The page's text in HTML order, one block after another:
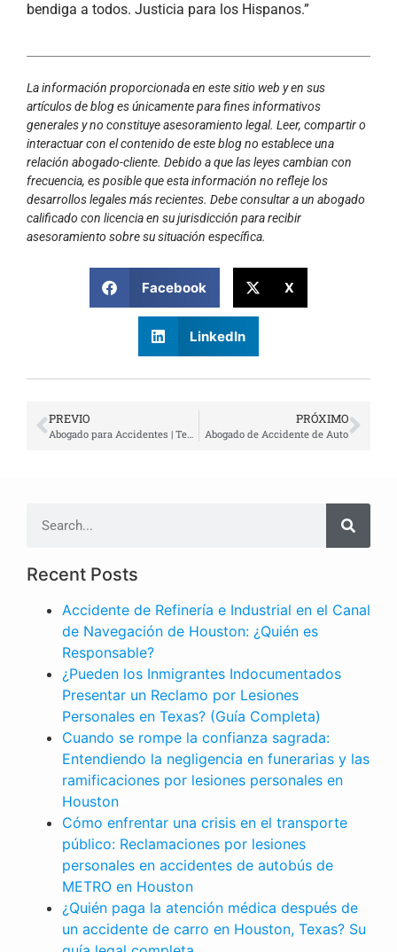
bendiga a todos. Justicia para los Hispanos.”
La información proporcionada en este sitio web y en sus
artículos de blog es únicamente para fines informativos
generales y no constituye asesoramiento legal. Leer, compartir o
interactuar con el contenido de este blog no establece una
relación abogado-cliente. Debido a que las leyes cambian con
frecuencia, es posible que esta información no refleje los
desarrollos legales más recientes. Debe consultar a un abogado
calificado con licencia en su jurisdicción para recibir
asesoramiento sobre su situación específica.
Facebook X
LinkedIn
PREVIO
Abogado para Accidentes | Testimonio de Cliente Real
PRÓXIMO
Abogado de Accidente de Auto
Recent Posts
Accidente de Refinería e Industrial en el Canal
de Navegación de Houston: ¿Quién es
Responsable?
¿Pueden los Inmigrantes Indocumentados
Presentar un Reclamo por Lesiones
Personales en Texas? (Guía Completa)
Cuando se rompe la confianza sagrada:
Entendiendo la negligencia en funerarias y las
ramificaciones por lesiones personales en
Houston
Cómo enfrentar una crisis en el transporte
público: Reclamaciones por lesiones
personales en accidentes de autobús de
METRO en Houston
¿Quién paga la atención médica después de
un accidente de carro en Houston, Texas? Su
LESIONES PERSONALES